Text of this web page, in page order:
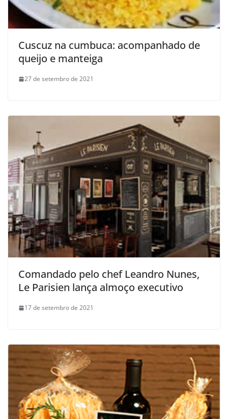
Cuscuz na cumbuca: acompanhado de
queijo e manteiga
27 de setembro de 2021
Comandado pelo chef Leandro Nunes,
Le Parisien lança almoço executivo
17 de setembro de 2021